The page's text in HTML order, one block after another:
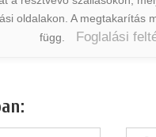
oldalakon. A megtakarítás
függ.
Foglalási